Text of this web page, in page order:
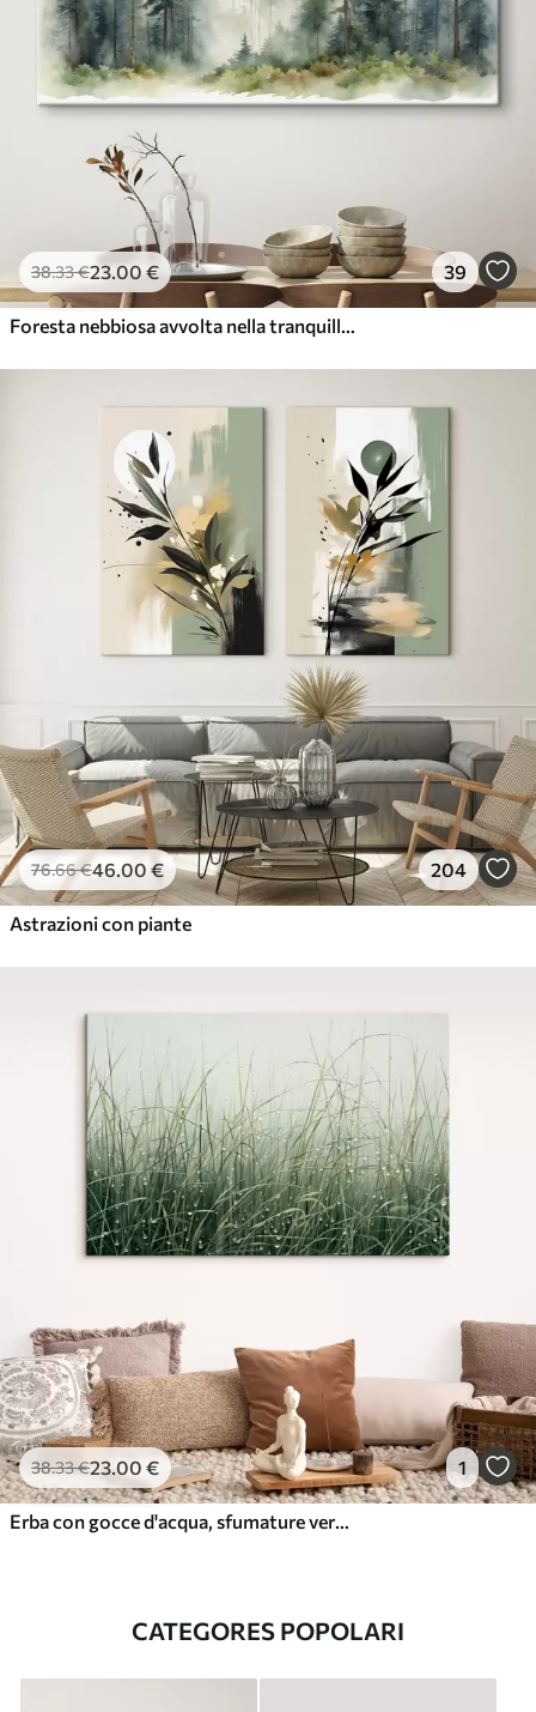
38.33€23.00 € 39
Foresta nebbiosa avvolta nella tranquillità
76.66€46.00 € 204
Astrazioni con piante
38.33€23.00 € 1
Erba con gocce d'acqua, sfumature verdi, luce soffusa, sfondo nebbioso, stile astratto minimalista con texture
CATEGORES POPOLARI